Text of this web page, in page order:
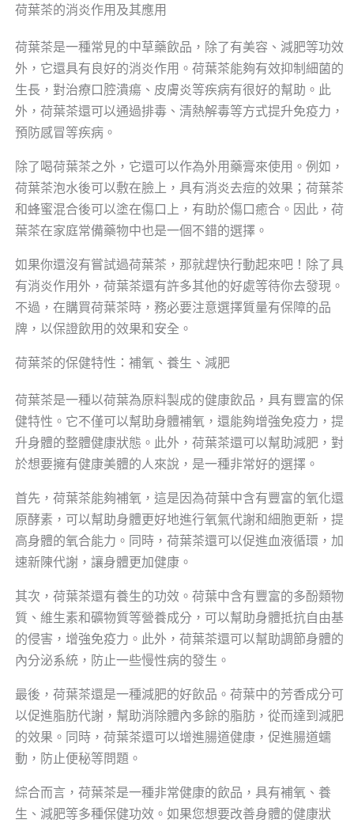
荷葉茶的消炎作用及其應用
荷葉茶是一種常見的中草藥飲品，除了有美容、減肥等功效
外，它還具有良好的消炎作用。荷葉茶能夠有效抑制細菌的
生長，對治療口腔潰瘍、皮膚炎等疾病有很好的幫助。此
外，荷葉茶還可以通過排毒、清熱解毒等方式提升免疫力，
預防感冒等疾病。
除了喝荷葉茶之外，它還可以作為外用藥膏來使用。例如，
荷葉茶泡水後可以敷在臉上，具有消炎去痘的效果；荷葉茶
和蜂蜜混合後可以塗在傷口上，有助於傷口癒合。因此，荷
葉茶在家庭常備藥物中也是一個不錯的選擇。
如果你還沒有嘗試過荷葉茶，那就趕快行動起來吧！除了具
有消炎作用外，荷葉茶還有許多其他的好處等待你去發現。
不過，在購買荷葉茶時，務必要注意選擇質量有保障的品
牌，以保證飲用的效果和安全。
荷葉茶的保健特性：補氧、養生、減肥
荷葉茶是一種以荷葉為原料製成的健康飲品，具有豐富的保
健特性。它不僅可以幫助身體補氧，還能夠增強免疫力，提
升身體的整體健康狀態。此外，荷葉茶還可以幫助減肥，對
於想要擁有健康美體的人來說，是一種非常好的選擇。
首先，荷葉茶能夠補氧，這是因為荷葉中含有豐富的氧化還
原酵素，可以幫助身體更好地進行氧氣代謝和細胞更新，提
高身體的氧合能力。同時，荷葉茶還可以促進血液循環，加
速新陳代謝，讓身體更加健康。
其次，荷葉茶還有養生的功效。荷葉中含有豐富的多酚類物
質、維生素和礦物質等營養成分，可以幫助身體抵抗自由基
的侵害，增強免疫力。此外，荷葉茶還可以幫助調節身體的
內分泌系統，防止一些慢性病的發生。
最後，荷葉茶還是一種減肥的好飲品。荷葉中的芳香成分可
以促進脂肪代謝，幫助消除體內多餘的脂肪，從而達到減肥
的效果。同時，荷葉茶還可以增進腸道健康，促進腸道蠕
動，防止便秘等問題。
綜合而言，荷葉茶是一種非常健康的飲品，具有補氧、養
生、減肥等多種保健功效。如果您想要改善身體的健康狀